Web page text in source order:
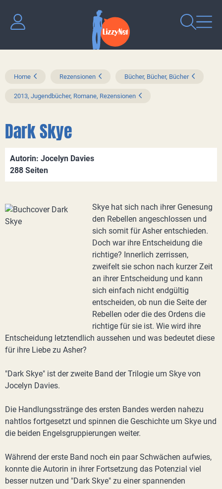
Home Rezensionen Bücher, Bücher, Bücher
2013, Jugendbücher, Romane, Rezensionen
Dark Skye
Autorin: Jocelyn Davies
288 Seiten
Skye hat sich nach ihrer Genesung
den Rebellen angeschlossen und
sich somit für Asher entschieden.
Doch war ihre Entscheidung die
richtige? Innerlich zerrissen,
zweifelt sie schon nach kurzer Zeit
an ihrer Entscheidung und kann
sich einfach nicht endgültig
entscheiden, ob nun die Seite der
Rebellen oder die des Ordens die
richtige für sie ist. Wie wird ihre
Entscheidung letztendlich aussehen und was bedeutet diese
für ihre Liebe zu Asher?
"Dark Skye" ist der zweite Band der Trilogie um Skye von
Jocelyn Davies.
Die Handlungsstränge des ersten Bandes werden nahezu
nahtlos fortgesetzt und spinnen die Geschichte um Skye und
die beiden Engelsgruppierungen weiter.
Während der erste Band noch ein paar Schwächen aufwies,
konnte die Autorin in ihrer Fortsetzung das Potenzial viel
besser nutzen und "Dark Skye" zu einer spannenden